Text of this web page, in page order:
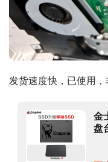
发货速度快，已使用，
金
盘